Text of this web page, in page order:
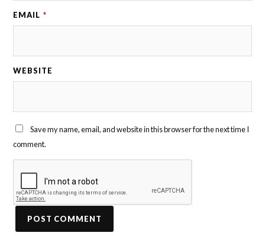
EMAIL *
WEBSITE
Save my name, email, and website in this browser for the next time I
comment.